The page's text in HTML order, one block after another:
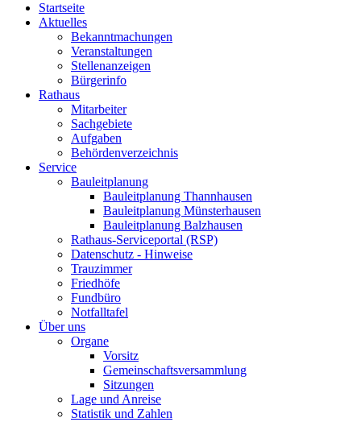
Startseite
Aktuelles
Bekanntmachungen
Veranstaltungen
Stellenanzeigen
Bürgerinfo
Rathaus
Mitarbeiter
Sachgebiete
Aufgaben
Behördenverzeichnis
Service
Bauleitplanung
Bauleitplanung Thannhausen
Bauleitplanung Münsterhausen
Bauleitplanung Balzhausen
Rathaus-Serviceportal (RSP)
Datenschutz - Hinweise
Trauzimmer
Friedhöfe
Fundbüro
Notfalltafel
Über uns
Organe
Vorsitz
Gemeinschaftsversammlung
Sitzungen
Lage und Anreise
Statistik und Zahlen